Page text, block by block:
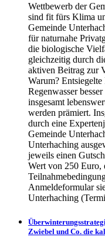
Wettbewerb der
sind fit fürs Klima
Gemeinde
für naturnahe
die biologische
gleichzeitig durch
aktiven Beitrag zur
Warum?
Regenwasser
insgesamt
werden prämiert.
durch eine
Gemeinde
Unterhaching
jeweils einen
Wert von 250 Euro,
Anmeldeformular
Unterhaching
Zwiebel und Co. die